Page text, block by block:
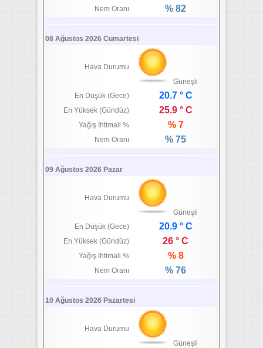
Nem Oranı % 82
08 Ağustos 2026 Cumartesi
Hava Durumu
Güneşli
En Düşük (Gece)
20.7 ° C
En Yüksek (Gündüz) 25.9 ° C
Yağış İhtimali % % 7
Nem Oranı % 75
09 Ağustos 2026 Pazar
Hava Durumu
Güneşli
En Düşük (Gece)
20.9 ° C
En Yüksek (Gündüz) 26 ° C
Yağış İhtimali % % 8
Nem Oranı % 76
10 Ağustos 2026 Pazartesi
Hava Durumu
Güneşli